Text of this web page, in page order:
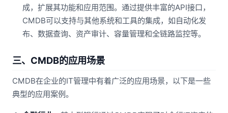
成，扩展其功能和应用范围。通过提供丰富的API接口，
CMDB可以支持与其他系统和工具的集成，如自动化发
布、数据查询、资产审计、容量管理和全链路监控等。
三、CMDB的应用场景
CMDB在企业的IT管理中有着广泛的应用场景，以下是一些
典型的应用案例。